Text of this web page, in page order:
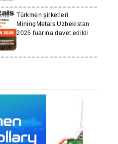
Türkmen şirketleri
MiningMetals Uzbekistan
2025 fuarına davet edildi